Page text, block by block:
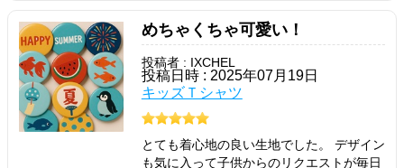
めちゃくちゃ可愛い！
投稿者 : IXCHEL
投稿日時 : 2025年07月19日
キッズＴシャツ
とても着心地の良い生地でした。 デザイン
も気に入って子供からのリクエストが毎日